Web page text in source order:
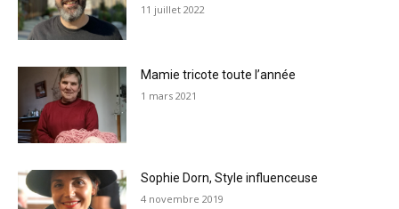
11 juillet 2022
Mamie tricote toute l’année
1 mars 2021
Sophie Dorn, Style influenceuse
4 novembre 2019